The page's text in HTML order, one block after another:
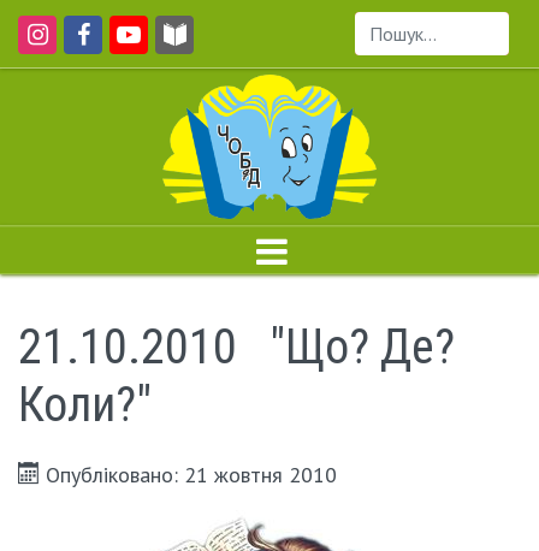
Пошук...
21.10.2010 "Що? Де?
Коли?"
Опубліковано: 21 жовтня 2010